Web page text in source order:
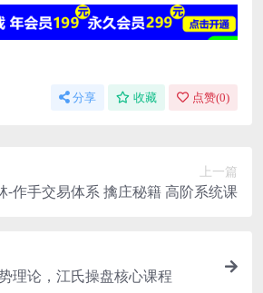
分享 收藏 点赞(0)
上一篇
-作手交易体系 擒庄秘籍 高阶系统课
理论，江氏操盘核心课程